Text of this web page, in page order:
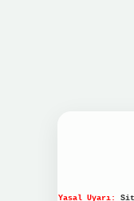
Yasal Uyarı: